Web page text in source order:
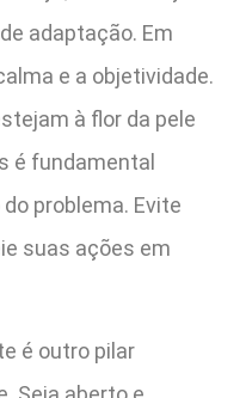
adaptação. Em
e a objetividade.
à flor da pele
é fundamental
problema. Evite
suas ações em
é outro pilar